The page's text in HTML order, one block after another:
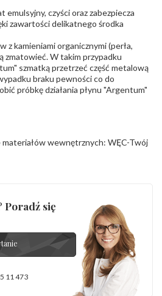
emulsyjny, czyści oraz zabezpiecza
zawartości delikatnego środka
z kamieniami organicznymi (perła,
zmatowieć. W takim przypadku
szmatką przetrzeć część metalową
braku pewności co do
próbkę działania płynu "Argentum"
wewnętrznych: WĘC-Twój
Poradź się
11 473